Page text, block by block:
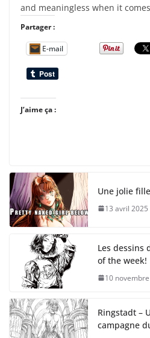
and meaningless when it
Partager :
E-mail
J’aime ça :
Une jolie
13 avril 2025
Les dessins
of the week!
10
Ringstadt –
campagne